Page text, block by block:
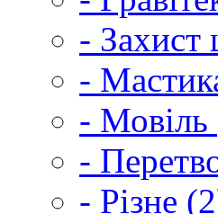
- Захист
-
- Мовіль
-
- Різне